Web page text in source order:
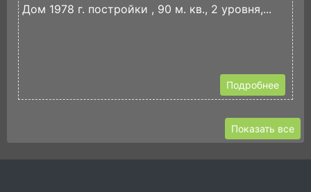
Дом 1978 г. постройки , 90 м. кв., 2 уровня,...
Подробнее
Показать все